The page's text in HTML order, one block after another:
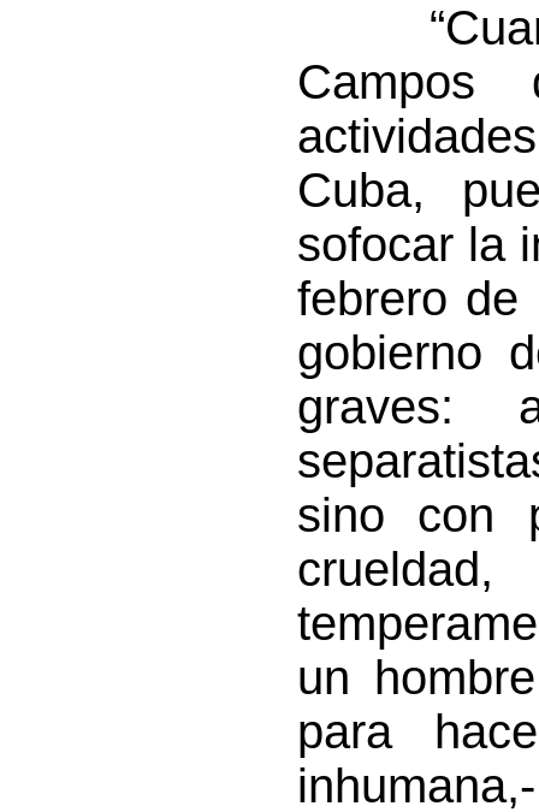
Campos
Cuba,
sofocar la
febrero de
gobierno
graves:
sino con
un
para